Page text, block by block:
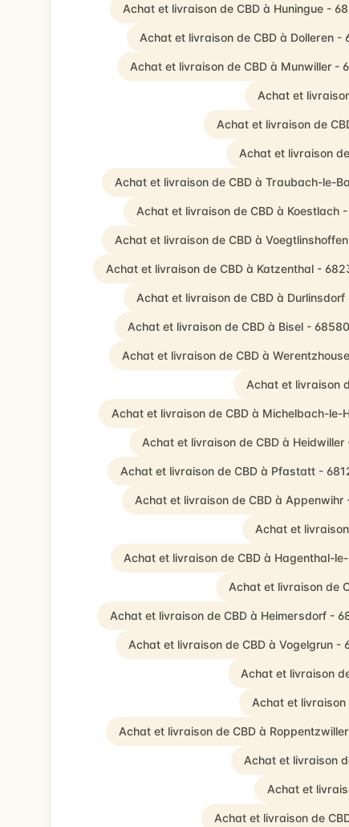
Achat et livraison de CBD à Huningue -
Achat et livraison de CBD à Dolleren -
Achat et livraison de CBD à Munwiller -
Achat et
Achat et livraison de
Achat et livraison
Achat et livraison de CBD à Traubach-le-
Achat et livraison de CBD à Koestlach
Achat et livraison de CBD à
Achat et livraison de CBD à Katzenthal -
Achat et livraison de CBD à
Achat et livraison de CBD à Bisel - 68580
Achat et livraison de CBD à
Achat et livraison
Achat et livraison de CBD à Michelbach-le-
Achat et livraison de CBD à Heidwiller
Achat et livraison de CBD à Pfastatt -
Achat et livraison de CBD à Appenwihr
Achat et
Achat et livraison de CBD à Hagenthal-
Achat et livraison de
Achat et livraison de CBD à Heimersdorf -
Achat et livraison de CBD à Vogelgrun -
Achat et livraison
Achat et
Achat et livraison de CBD à
Achat et livraison
Achat et
Achat et livraison de